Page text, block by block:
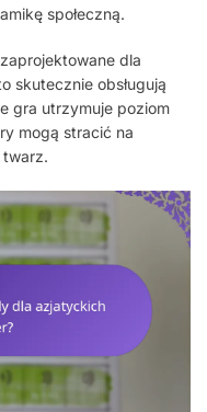
społeczną.
dla
skutecznie obsługują
gra utrzymuje poziom
mogą stracić na